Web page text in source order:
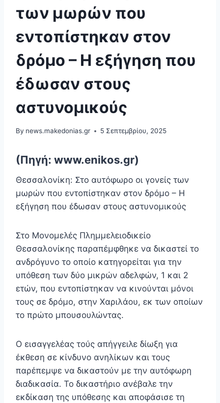
των μωρών που
εντοπίστηκαν στον
δρόμο – Η εξήγηση που
έδωσαν στους
αστυνομικούς
By news.makedonias.gr 5 Σεπτεμβρίου, 2025
(Πηγή: www.enikos.gr)
Θεσσαλονίκη: Στο αυτόφωρο οι γονείς των
μωρών που εντοπίστηκαν στον δρόμο – Η
εξήγηση που έδωσαν στους αστυνομικούς
Στο Μονομελές Πλημμελειοδικείο
Θεσσαλονίκης παραπέμφθηκε να δικαστεί το
ανδρόγυνο το οποίο κατηγορείται για την
υπόθεση των δύο μικρών αδελφών, 1 και 2
ετών, που εντοπίστηκαν να κινούνται μόνοι
τους σε δρόμο, στην Χαριλάου, εκ των οποίων
το πρώτο μπουσουλώντας.
Ο εισαγγελέας τούς απήγγειλε δίωξη για
έκθεση σε κίνδυνο ανηλίκων και τους
παρέπεμψε να δικαστούν με την αυτόφωρη
διαδικασία. Το δικαστήριο ανέβαλε την
εκδίκαση της υπόθεσης και αποφάσισε τη